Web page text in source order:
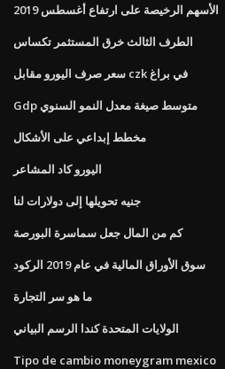
الأسهم الرخيصة على ارتفاع أغسطس 2019
الطرف الثالث خرق المستثمر تكساس
سعر صرف اليورو مقابل czk في براغ
Gdp متوسط ​​صيغة معدل النمو السنوي
مخطط إبداعي على الأشكال
اليورو كاد المشاعر
جنيه تحويلها إلى دولارات لنا
كم من المال جعل سماسرة البورصة
سوق الأوراق المالية في عام 2019 الركود
ما هو سر التجارة
الولايات المتحدة كندا الرسم البياني
Tipo de cambio moneygram mexico